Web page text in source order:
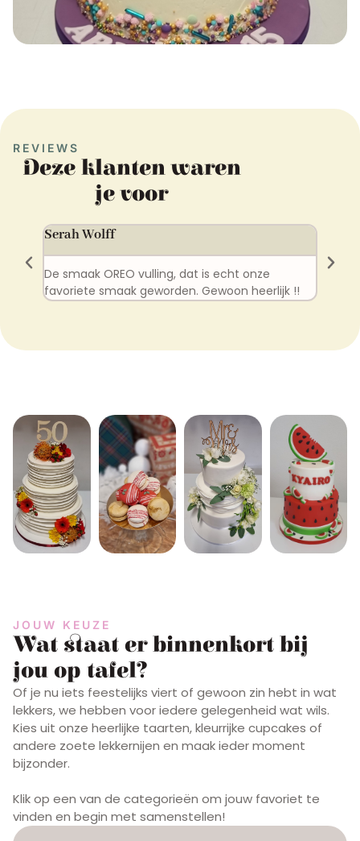
REVIEWS
Deze klanten waren
je voor
Serah Wolff
De smaak OREO vulling, dat is echt onze
favoriete smaak geworden. Gewoon heerlijk !!
JOUW KEUZE
Wat staat er binnenkort bij
jou op tafel?
Of je nu iets feestelijks viert of gewoon zin hebt in wat
lekkers, we hebben voor iedere gelegenheid wat wils.
Kies uit onze heerlijke taarten, kleurrijke cupcakes of
andere zoete lekkernijen en maak ieder moment
bijzonder.
Klik op een van de categorieën om jouw favoriet te
vinden en begin met samenstellen!